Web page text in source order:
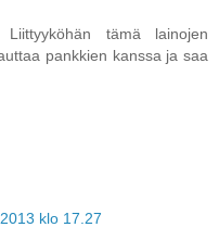
tämä lainojen
pankkien kanssa ja saa
klo 17.27